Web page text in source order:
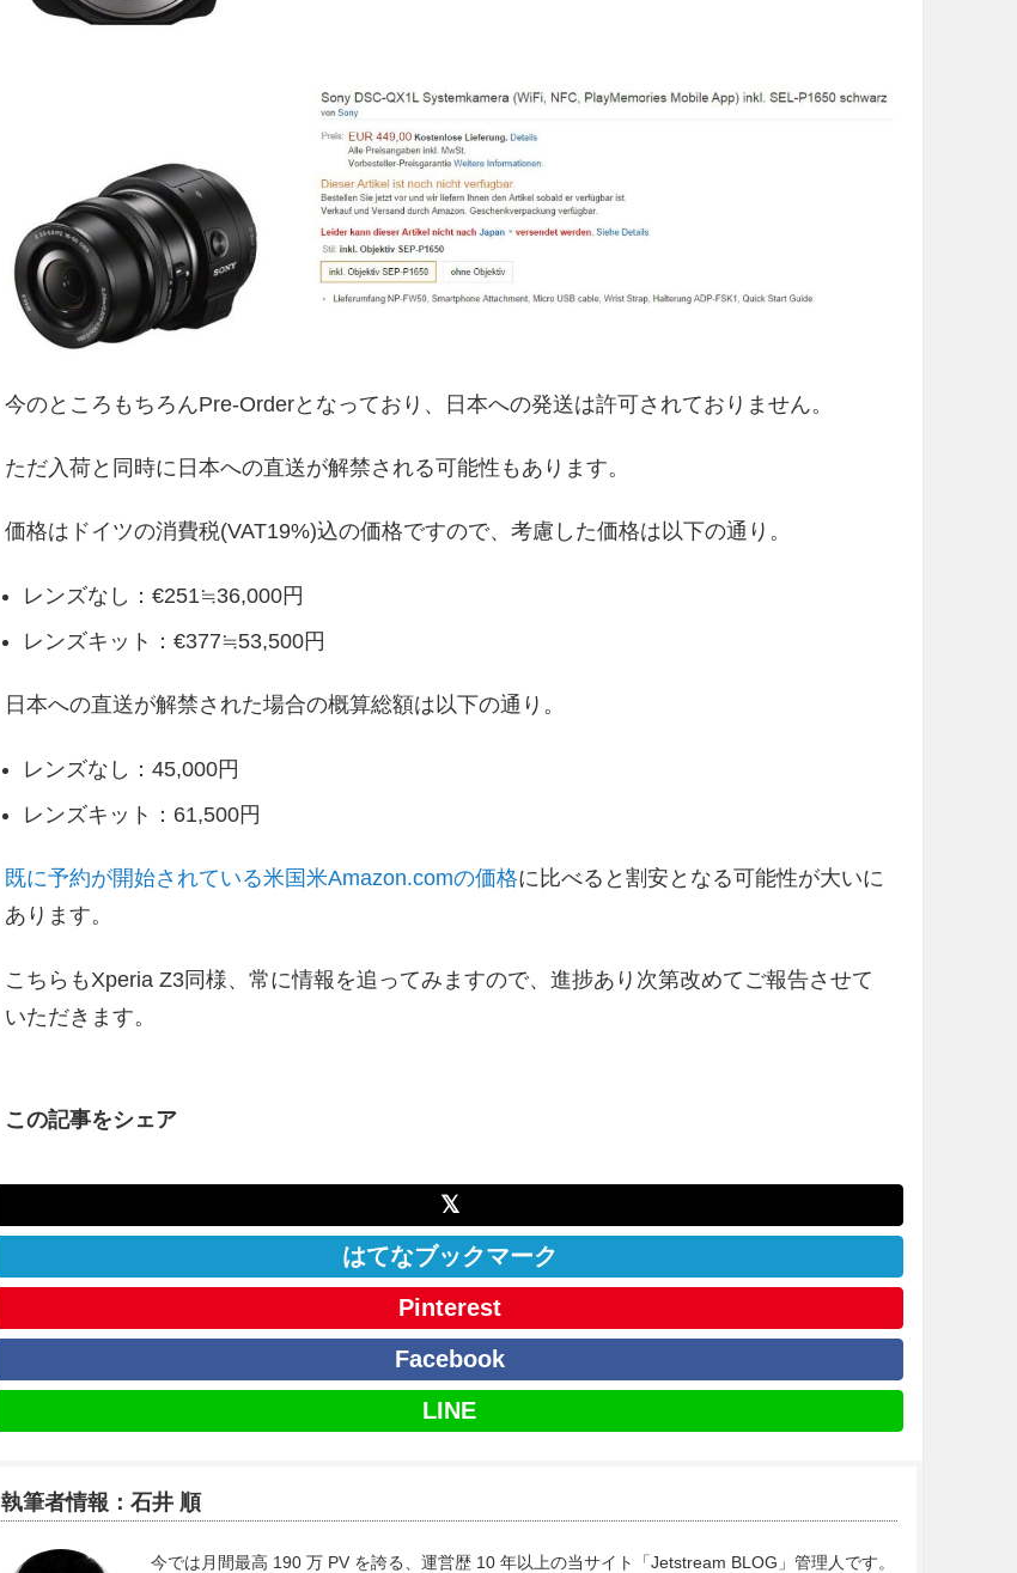
今のところもちろんPre-Orderとなっており、日本への発送は許可されておりません。
ただ入荷と同時に日本への直送が解禁される可能性もあります。
価格はドイツの消費税(VAT19%)込の価格ですので、考慮した価格は以下の通り。
レンズなし：€251≒36,000円
レンズキット：€377≒53,500円
日本への直送が解禁された場合の概算総額は以下の通り。
レンズなし：45,000円
レンズキット：61,500円
既に予約が開始されている米国米Amazon.comの価格に比べると割安となる可能性が大いに
あります。
こちらもXperia Z3同様、常に情報を追ってみますので、進捗あり次第改めてご報告させて
いただきます。
この記事をシェア
𝕏
はてなブックマーク
Pinterest
Facebook
LINE
執筆者情報：石井 順
今では月間最高 190 万 PV を誇る、運営歴 10 年以上の当サイト「Jetstream BLOG」管理人です。